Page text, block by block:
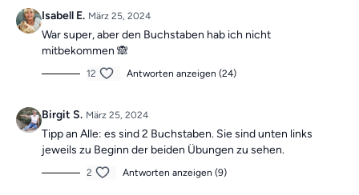
1.Eine lebenslange Mitgliedschaft
könnt ihr damit auf Lebenszeit von all unseren Angeboten der App
profitieren.
ganzes Jahr lang unser umfangreiches Programm genießen.
Ein Rückenpaketbestehend aus unserem Rückenretter, einer
Übungsschlaufe und einem Faszien-Set im Wert von 139,85 €, um
eure Rückengesundheit zu fördern.
Isabell E. März 25, 2024
War super, aber den Buchstaben hab ich nicht
mitbekommen 🙈
12 Antworten anzeigen (24)
Birgit S. März 25, 2024
Tipp an Alle: es sind 2 Buchstaben. Sie sind unten links
jeweils zu Beginn der beiden Übungen zu sehen.
2 Antworten anzeigen (9)